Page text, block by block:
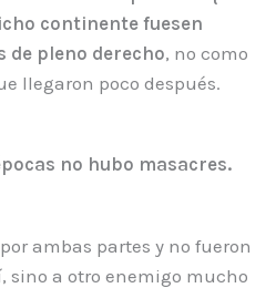
continente fuesen
de pleno derecho, no como
llegaron poco después.
no hubo masacres.
ambas partes y no fueron
sino a otro enemigo mucho